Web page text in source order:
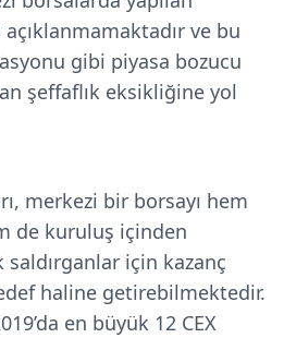
ve bu
gibi piyasa bozucu
şeffaflık eksikliğine yol
merkezi bir borsayı hem
de kuruluş içinden
için kazanç
haline getirebilmektedir.
en büyük 12 CEX